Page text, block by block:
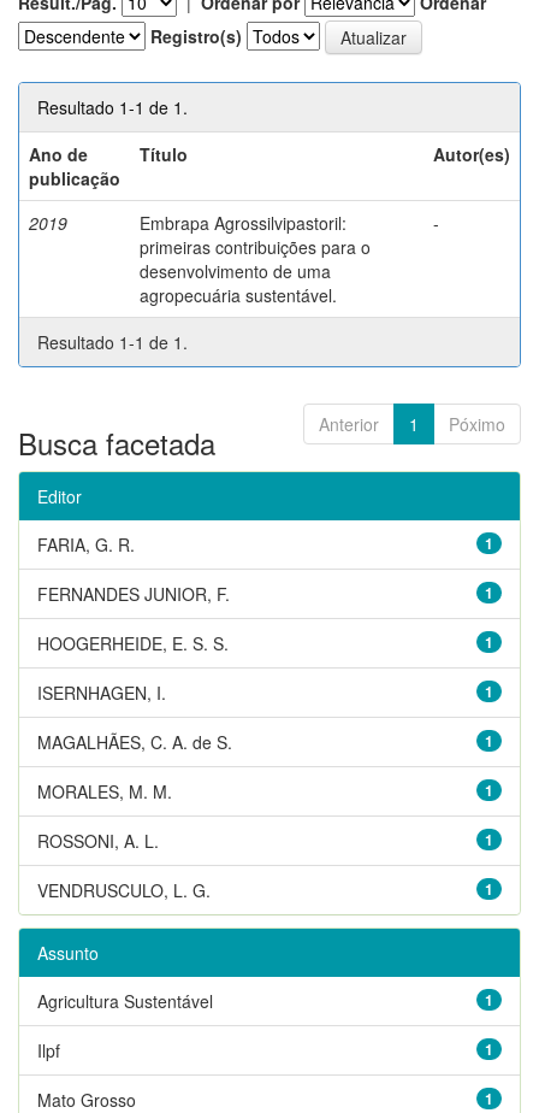
Registro(s)
Resultado 1-1 de 1.
Ano de
publicação
Título Autor(es)
2019
Embrapa Agrossilvipastoril:
primeiras contribuições para o
desenvolvimento de uma
agropecuária sustentável.
-
Resultado 1-1 de 1.
Anterior 1 Póximo
Busca facetada
Editor
1
FARIA, G. R.
1
FERNANDES JUNIOR, F.
1
HOOGERHEIDE, E. S. S.
1
ISERNHAGEN, I.
1
MAGALHÃES, C. A. de S.
1
MORALES, M. M.
1
ROSSONI, A. L.
1
VENDRUSCULO, L. G.
Assunto
1
Agricultura Sustentável
1
Ilpf
1
Mato Grosso